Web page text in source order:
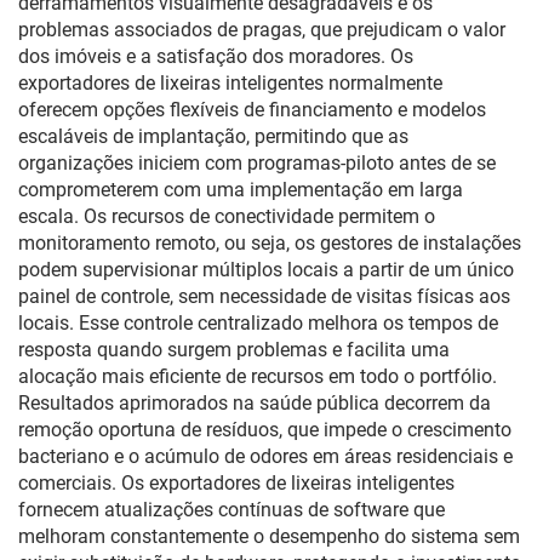
problemas associados de pragas, que prejudicam o valor
dos imóveis e a satisfação dos moradores. Os
exportadores de lixeiras inteligentes normalmente
oferecem opções flexíveis de financiamento e modelos
escaláveis de implantação, permitindo que as
organizações iniciem com programas-piloto antes de se
comprometerem com uma implementação em larga
escala. Os recursos de conectividade permitem o
monitoramento remoto, ou seja, os gestores de instalações
podem supervisionar múltiplos locais a partir de um único
painel de controle, sem necessidade de visitas físicas aos
locais. Esse controle centralizado melhora os tempos de
resposta quando surgem problemas e facilita uma
alocação mais eficiente de recursos em todo o portfólio.
Resultados aprimorados na saúde pública decorrem da
remoção oportuna de resíduos, que impede o crescimento
bacteriano e o acúmulo de odores em áreas residenciais e
comerciais. Os exportadores de lixeiras inteligentes
fornecem atualizações contínuas de software que
melhoram constantemente o desempenho do sistema sem